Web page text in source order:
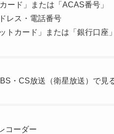
ード」または「ACAS番号」
レス・電話番号
ットカード」または「銀行口座
・CS放送（衛星放送）で見
コーダー